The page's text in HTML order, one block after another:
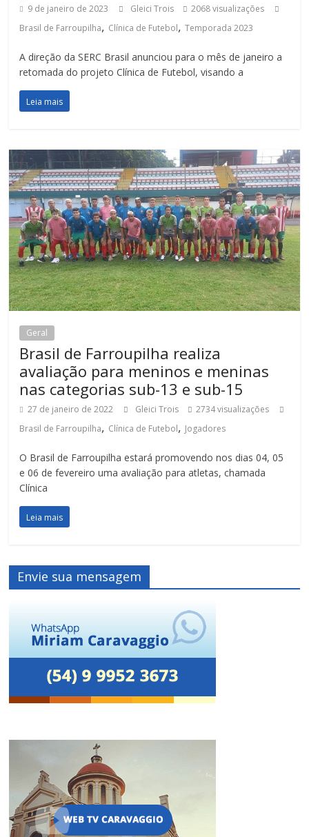
9 de janeiro de 2023 Gleici Trois
2068 visualizações
Brasil de Farroupilha, Clínica de Futebol,Temporada 2023
A direção da SERC Brasil anunciou para o mês de janeiro a
retomada do projeto Clínica de Futebol, visando a
Leia mais
Geral
Brasil de Farroupilha realiza
avaliação para meninos e meninas
nas categorias sub-13 e sub-15
27 de janeiro de 2022 Gleici Trois
2734 visualizações
Brasil de Farroupilha, Clínica de Futebol, Jogadores
O Brasil de Farroupilha estará promovendo nos dias 04, 05
e 06 de fevereiro uma avaliação para atletas, chamada
Clínica
Leia mais
Envie sua mensagem